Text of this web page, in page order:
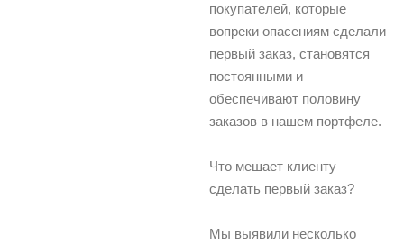
покупателей, которые
вопреки опасениям сделали
первый заказ, становятся
постоянными и
обеспечивают половину
заказов в нашем портфеле.
Что мешает клиенту
сделать первый заказ?
Мы выявили несколько